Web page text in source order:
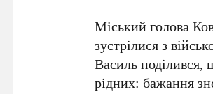
Міський голова
зустрілися з
Василь
рідних: бажання